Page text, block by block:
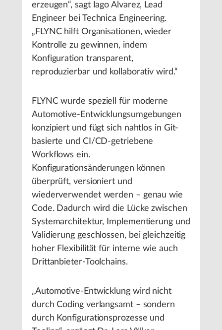
erzeugen“, sagt Iago Alvarez, Lead
Engineer bei Technica Engineering.
„FLYNC hilft Organisationen, wieder
Kontrolle zu gewinnen, indem
Konfiguration transparent,
reproduzierbar und kollaborativ wird.“
FLYNC wurde speziell für moderne
Automotive-Entwicklungsumgebungen
konzipiert und fügt sich nahtlos in Git-
basierte und CI/CD-getriebene
Workflows ein.
Konfigurationsänderungen können
überprüft, versioniert und
wiederverwendet werden – genau wie
Code. Dadurch wird die Lücke zwischen
Systemarchitektur, Implementierung und
Validierung geschlossen, bei gleichzeitig
hoher Flexibilität für interne wie auch
Drittanbieter-Toolchains.
„Automotive-Entwicklung wird nicht
durch Coding verlangsamt – sondern
durch Konfigurationsprozesse und